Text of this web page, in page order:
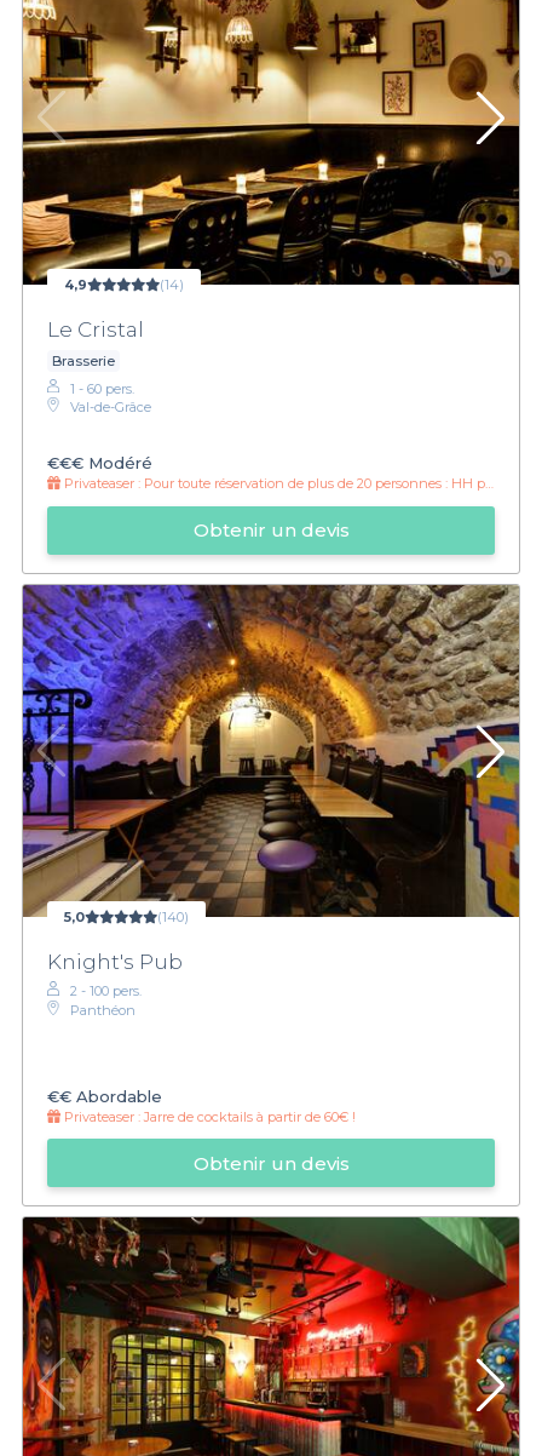
4,9 (14)
Le Cristal
Brasserie
1 - 60 pers.
Val-de-Grâce
€€€ Modéré
Privateaser : Pour toute réservation de plus de 20 personnes : HH prolongé jusqu'à minuit !
Obtenir un devis
5,0 (140)
Knight's Pub
2 - 100 pers.
Panthéon
€€ Abordable
Privateaser :Jarre de cocktails à partir de 60€ !
Obtenir un devis